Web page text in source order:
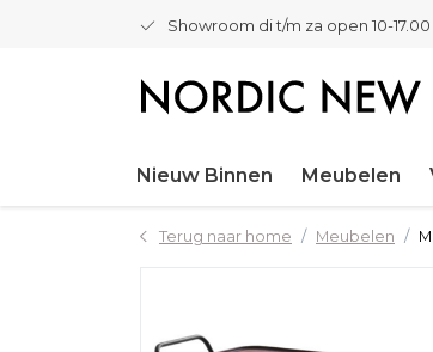
Showroom di t/m za open 10-17.00
Nieuw Binnen Meubelen
Terug naar home Meubelen